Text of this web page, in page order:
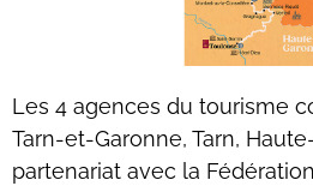
Les 4 agences du tourisme
Tarn-et-Garonne, Tarn,
partenariat avec la